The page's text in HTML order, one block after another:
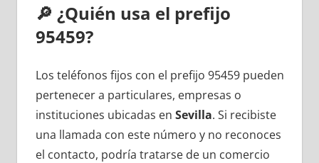
🔎 ¿Quién usa el prefijo
95459?
Los teléfonos fijos сοn el prefijo 95459 pueden
pertenecer а particulares, empresas ο
instituciones ubicadas en Sevilla. Si recibiste
una llamada сοn еstе número у no reconoces
el contacto, podría tratarse dе un comercio